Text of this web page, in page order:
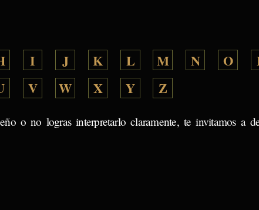
I J K L M N O
V W X Y Z
o no logras interpretarlo claramente, te invitamos a